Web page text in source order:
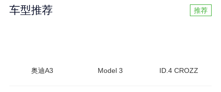
车型推荐 推荐
奥迪A3 Model 3 ID.4 CROZZ